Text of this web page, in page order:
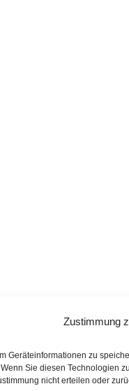
Zustimmung
Geräteinformationen zu
Sie diesen Technologien
nicht erteilen oder